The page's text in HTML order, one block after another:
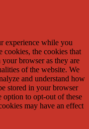
experience while you
cookies, the cookies that
your browser as they are
of the website. We
and understand how
stored in your browser
option to opt-out of these
may have an effect